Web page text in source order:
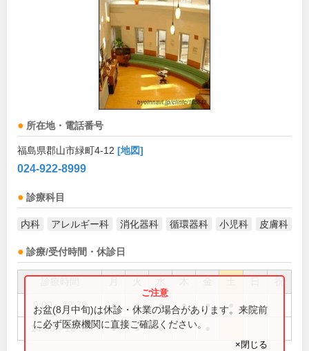
所在地・電話番号
福島県郡山市緑町4-12 [地図]
024-922-8999
診療科目
内科 アレルギー科 消化器科 循環器科 小児科 皮膚科
診療/受付時間・休診日
祝
9:00～12:30 ● ● ● ● ●
14:00～18:30 ● ● ●
お盆(8月中旬)は休診・休業の場合があります。来院前
に必ず医療機関に直接ご確認ください。
×閉じる